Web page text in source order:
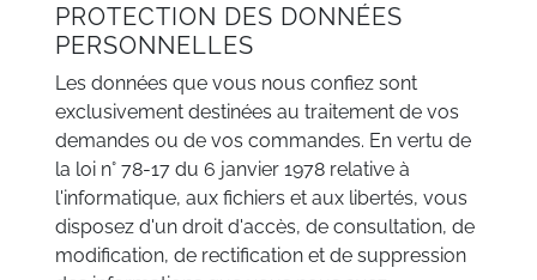
PROTECTION DES DONNÉES
PERSONNELLES
Les données que vous nous confiez sont
exclusivement destinées au traitement de vos
demandes ou de vos commandes. En vertu de
la loi n° 78-17 du 6 janvier 1978 relative à
l'informatique, aux fichiers et aux libertés, vous
disposez d'un droit d'accès, de consultation, de
modification, de rectification et de suppression